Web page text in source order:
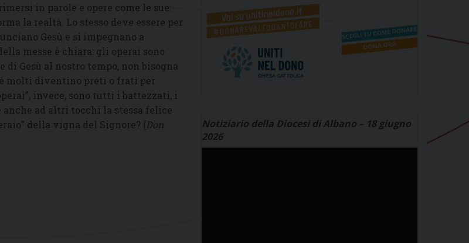
in parole e opere come le sue:
la realtà. Lo stesso deve essere per
Gesù e si impegnano a
messe è chiara: gli operai sono
Gesù al nostro tempo, non bisogna
molti diventino preti o frati per
invece, sono tutti i battezzati, i
ad altri tocchi la stessa felice
della vigna del Signore? (Don
Notiziario della Diocesi di Albano – 18 giugno
2026